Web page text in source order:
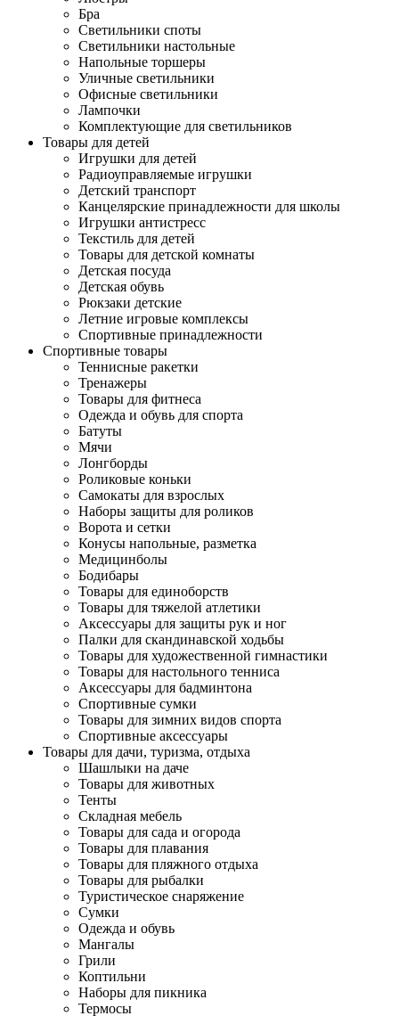
Бра
Светильники споты
Светильники настольные
Напольные торшеры
Уличные светильники
Офисные светильники
Лампочки
Комплектующие для светильников
Товары для детей
Игрушки для детей
Радиоуправляемые игрушки
Детский транспорт
Канцелярские принадлежности для школы
Игрушки антистресс
Текстиль для детей
Товары для детской комнаты
Детская посуда
Детская обувь
Рюкзаки детские
Летние игровые комплексы
Спортивные принадлежности
Спортивные товары
Теннисные ракетки
Тренажеры
Товары для фитнеса
Одежда и обувь для спорта
Батуты
Мячи
Лонгборды
Роликовые коньки
Самокаты для взрослых
Наборы защиты для роликов
Ворота и сетки
Конусы напольные, разметка
Медицинболы
Бодибары
Товары для единоборств
Товары для тяжелой атлетики
Аксессуары для защиты рук и ног
Палки для скандинавской ходьбы
Товары для художественной гимнастики
Товары для настольного тенниса
Аксессуары для бадминтона
Спортивные сумки
Товары для зимних видов спорта
Спортивные аксессуары
Товары для дачи, туризма, отдыха
Шашлыки на даче
Товары для животных
Тенты
Складная мебель
Товары для сада и огорода
Товары для плавания
Товары для пляжного отдыха
Товары для рыбалки
Туристическое снаряжение
Сумки
Одежда и обувь
Мангалы
Грили
Коптильни
Наборы для пикника
Термосы